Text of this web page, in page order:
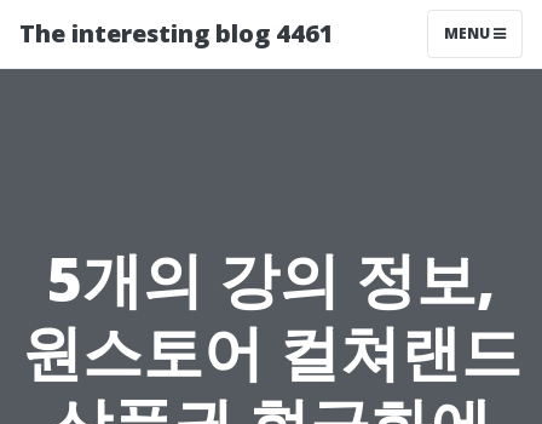
The interesting blog 4461 MENU
5개의 강의 정보,
원스토어 컬쳐랜드